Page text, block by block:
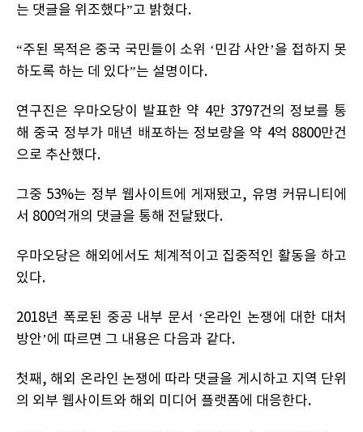
는 댓글을 위조했다”고 밝혔다.
“주된 목적은 중국 국민들이 소위 ‘민감 사안’을 접하지 못
하도록 하는 데 있다”는 설명이다.
연구진은 우마오당이 발표한 약 4만 3797건의 정보를 통
해 중국 정부가 매년 배포하는 정보량을 약 4억 8800만건
으로 추산했다.
그중 53%는 정부 웹사이트에 게재됐고, 유명 커뮤니티에
서 800억개의 댓글을 통해 전달됐다.
우마오당은 해외에서도 체계적이고 집중적인 활동을 하고
있다.
2018년 폭로된 중공 내부 문서 ‘온라인 논쟁에 대한 대처
방안’에 따르면 그 내용은 다음과 같다.
첫째, 해외 온라인 논쟁에 따라 댓글을 게시하고 지역 단위
의 외부 웹사이트와 해외 미디어 플랫폼에 대응한다.